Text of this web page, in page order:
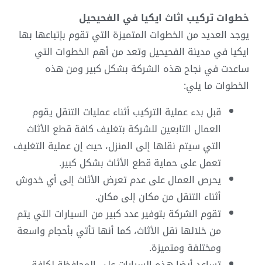
خطوات تركيب اثاث ايكيا في الفحيحيل
يوجد العديد من الخطوات المتميزة التي تقوم بإتباعها بها
ايكيا في مدينة الفحيحيل وتعد من أهم الخطوات التي
ساعدت في نجاح هذه الشركة بشكل كبير ومن هذه
الخطوات ما يلي:
قبل بدء عملية التركيب أثناء عمليات التنقل يقوم
العمال التابعين للشركة بتغليف كافة قطع الأثاث
التي سيتم نقلها إلى المنزل، حيث إن عملية التغليف
تعمل على حماية قطع الأثاث بشكل كبير.
يحرص العمال على عدم تعرض الأثاث إلى أي خدوش
أثناء التنقل من مكان إلى مكان.
تقوم الشركة بتوفير عدد كبير من السيارات التي يتم
من خلالها نقل الأثاث، كما أنها تأتي بأحجام واسعة
ومختلفة ومتميزة.